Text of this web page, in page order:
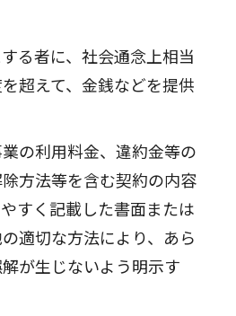
る者に、社会通念上相当
超えて、金銭などを提供
の利用料金、違約金等の
方法等を含む契約の内容
すく記載した書面または
適切な方法により、あら
が生じないよう明示す